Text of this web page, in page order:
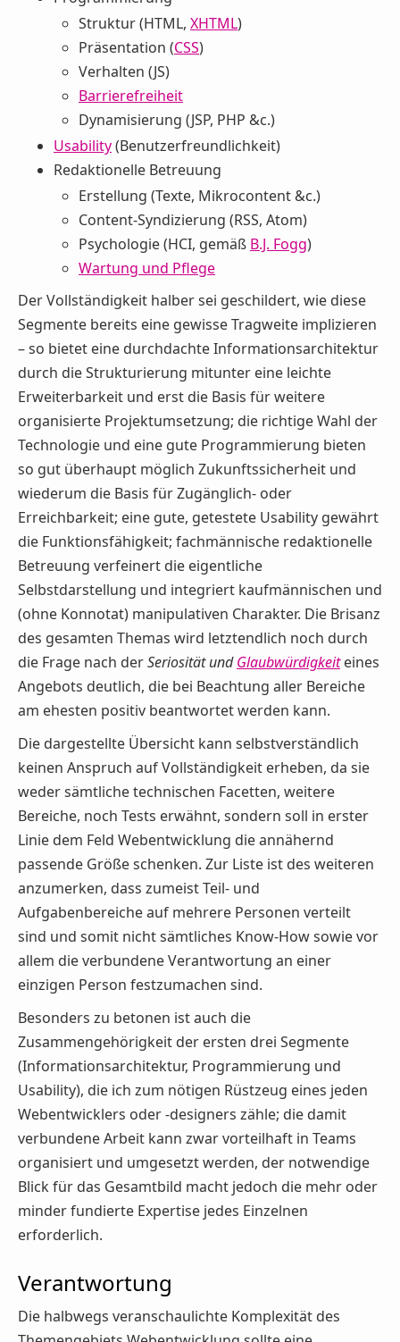
Struktur (HTML, XHTML)
Präsentation (CSS)
Verhalten (JS)
Barrierefreiheit
Dynamisierung (JSP, PHP &c.)
Usability(Benutzerfreundlichkeit)
Redaktionelle Betreuung
Erstellung (Texte, Mikrocontent &c.)
Content-Syndizierung (RSS, Atom)
Psychologie (HCI, gemäß B.J. Fogg)
Wartung und Pflege
Der Vollständigkeit halber sei geschildert, wie diese
Segmente bereits eine gewisse Tragweite implizieren
– so bietet eine durchdachte Informationsarchitektur
durch die Strukturierung mitunter eine leichte
Erweiterbarkeit und erst die Basis für weitere
organisierte Projektumsetzung; die richtige Wahl der
Technologie und eine gute Programmierung bieten
so gut überhaupt möglich Zukunftssicherheit und
wiederum die Basis für Zugänglich- oder
Erreichbarkeit; eine gute, getestete Usability gewährt
die Funktionsfähigkeit; fachmännische redaktionelle
Betreuung verfeinert die eigentliche
Selbstdarstellung und integriert kaufmännischen und
(ohne Konnotat) manipulativen Charakter. Die Brisanz
des gesamten Themas wird letztendlich noch durch
die Frage nach derSeriosität undGlaubwürdigkeiteines
Angebots deutlich, die bei Beachtung aller Bereiche
am ehesten positiv beantwortet werden kann.
Die dargestellte Übersicht kann selbstverständlich
keinen Anspruch auf Vollständigkeit erheben, da sie
weder sämtliche technischen Facetten, weitere
Bereiche, noch Tests erwähnt, sondern soll in erster
Linie dem Feld Webentwicklung die annähernd
passende Größe schenken. Zur Liste ist des weiteren
anzumerken, dass zumeist Teil- und
Aufgabenbereiche auf mehrere Personen verteilt
sind und somit nicht sämtliches Know-How sowie vor
allem die verbundene Verantwortung an einer
einzigen Person festzumachen sind.
Besonders zu betonen ist auch die
Zusammengehörigkeit der ersten drei Segmente
(Informationsarchitektur, Programmierung und
Usability), die ich zum nötigen Rüstzeug eines jeden
Webentwicklers oder -designers zähle; die damit
verbundene Arbeit kann zwar vorteilhaft in Teams
organisiert und umgesetzt werden, der notwendige
Blick für das Gesamtbild macht jedoch die mehr oder
minder fundierte Expertise jedes Einzelnen
erforderlich.
Verantwortung
Die halbwegs veranschaulichte Komplexität des